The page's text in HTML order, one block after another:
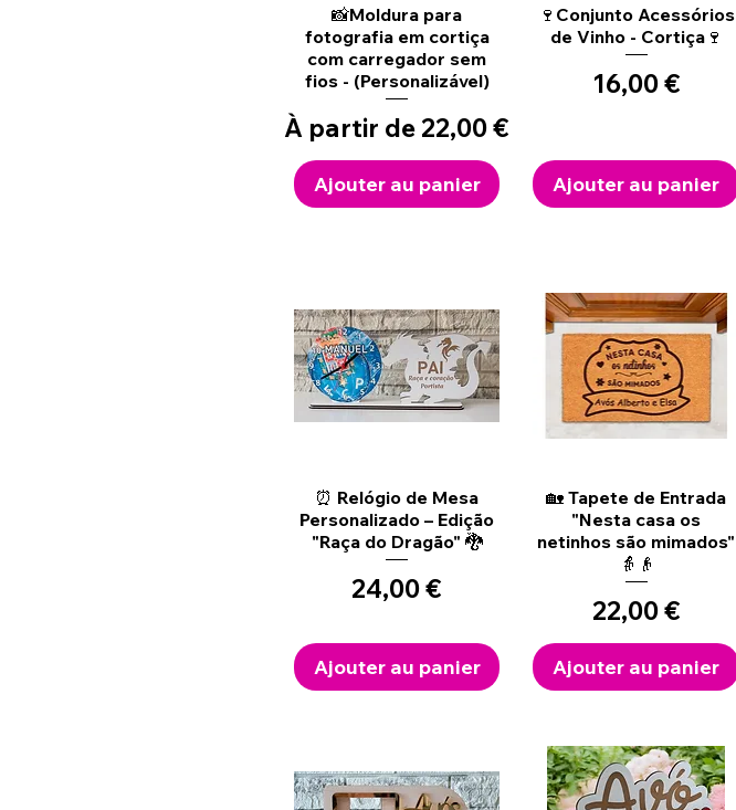
Aperçu rapide
📸Moldura para
fotografia em cortiça
com carregador sem
fios - (Personalizável)
À partir de 22,00 €
Prix promotionnel
Ajouter au panier
Aperçu rapide
🍷Conjunto Acessórios
de Vinho - Cortiça🍷
Prix
16,00 €
Ajouter au panier
Aperçu rapide
⏰ Relógio de Mesa
Personalizado – Edição
"Raça do Dragão" 🐉
Prix
24,00 €
Ajouter au panier
Aperçu rapide
🏡 Tapete de Entrada
"Nesta casa os
netinhos são mimados"
👵👴
Prix
22,00 €
Ajouter au panier